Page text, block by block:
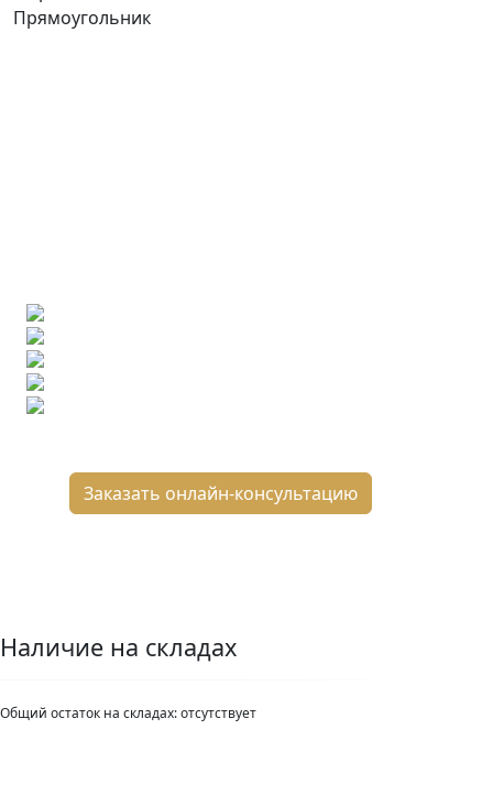
Прямоугольник
Заказать онлайн-консультацию
Наличие на складах
Общий остаток на складах:отсутствует